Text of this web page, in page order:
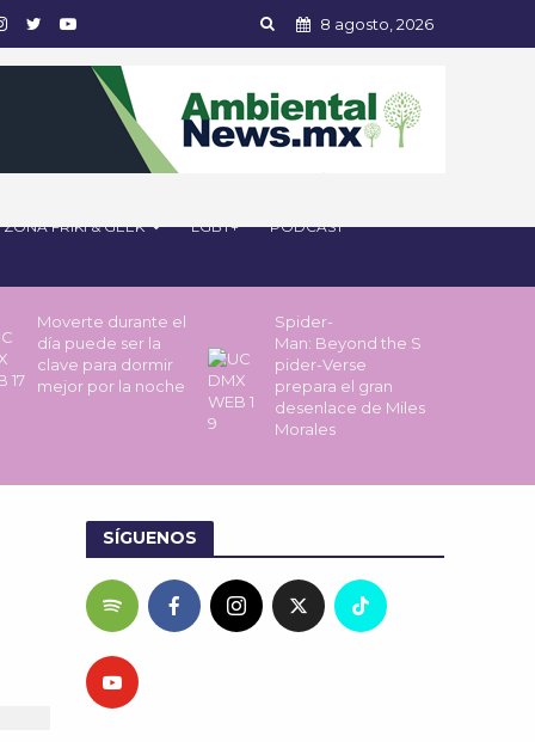
8 agosto, 2026
ZONA FRIKI & GEEK LGBT+ PODCAST
Moverte durante el
día puede ser la
clave para dormir
mejor por la noche
Spider-
Man: Beyond the S
pider-Verse
prepara el gran
desenlace de Miles
Morales
SÍGUENOS